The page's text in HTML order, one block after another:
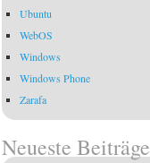
Ubuntu
WebOS
Windows
Windows Phone
Zarafa
Neueste Beiträge